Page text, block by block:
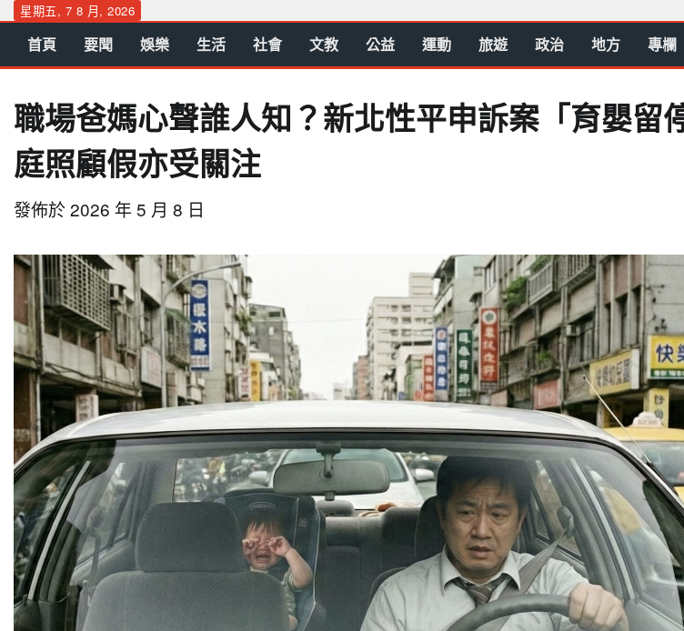
Skip
content
星期五, 7 8 月, 2026
首頁 要聞 娛樂 生活 社會 文教 公益 運動 旅遊 政治 地方 專欄
職場爸媽心聲誰人知？新北性平申訴案「育嬰留
庭照顧假亦受關注
發佈於2026 年 5 月 8 日